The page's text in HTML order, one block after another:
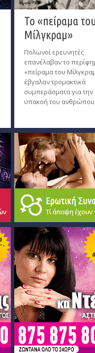
Το «πείραμα
Μίλγκραμ»
Πολωνοί ερευνητές
επανέλαβαν το
«πείραμα του
έβγαλαν τρομακτικά
συμπεράσματα για την
υπακοή του